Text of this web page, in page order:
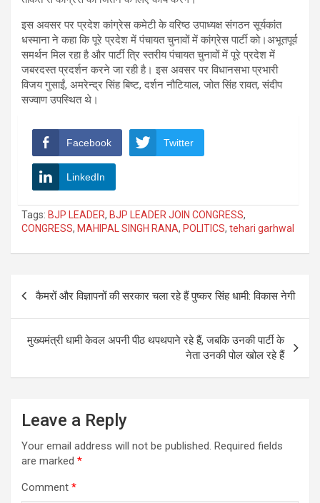
इस अवसर पर प्रदेश कांग्रेस कमेटी के वरिष्ठ उपाध्यक्ष संगठन सूर्यकांत
धस्माना ने कहा कि पूरे प्रदेश में पंचायत चुनावों में कांग्रेस पार्टी को।अभूतपूर्व
समर्थन मिल रहा है और पार्टी त्रि स्तरीय पंचायत चुनावों में पूरे प्रदेश में
जबरदस्त प्रदर्शन करने जा रही है। इस अवसर पर विधानसभा प्रभारी
विजय गुसाईं, अमरेन्द्र सिंह बिष्ट, दर्शन नौटियाल, जोत सिंह रावत, संदीप
सज्वाण उपस्थित थे।
Facebook Twitter
LinkedIn
Tags: BJP LEADER, BJP LEADER JOIN CONGRESS,
CONGRESS, MAHIPAL SINGH RANA, POLITICS, tehari garhwal
Post
कैमरों और विज्ञापनों की सरकार चला रहे हैं पुष्कर सिंह धामी: विकास नेगी
मुख्यमंत्री धामी केवल अपनी पीठ थपथपाने रहे हैं, जबकि उनकी पार्टी के
नेता उनकी पोल खोल रहे हैं
Leave a Reply
Your email address will not be published. Required fields
are marked *
Comment *